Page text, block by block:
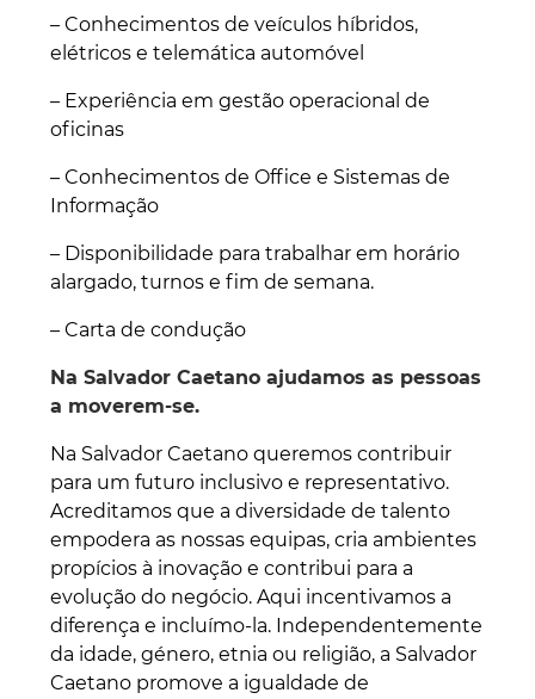
– Conhecimentos de veículos híbridos,
elétricos e telemática automóvel
– Experiência em gestão operacional de
oficinas
– Conhecimentos de Office e Sistemas de
Informação
– Disponibilidade para trabalhar em horário
alargado, turnos e fim de semana.
– Carta de condução
Na Salvador Caetano ajudamos as pessoas
a moverem-se.
Na Salvador Caetano queremos contribuir
para um futuro inclusivo e representativo.
Acreditamos que a diversidade de talento
empodera as nossas equipas, cria ambientes
propícios à inovação e contribui para a
evolução do negócio. Aqui incentivamos a
diferença e incluímo-la. Independentemente
da idade, género, etnia ou religião, a Salvador
Caetano promove a igualdade de